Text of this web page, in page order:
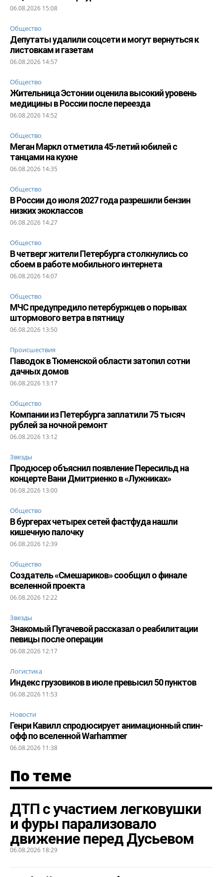
06.08.2026 15:08
Общество
Депутаты удалили соцсети и могут вернуться к
листовкам и газетам
06.08.2026 14:57
Общество
Жительница Эстонии оценила высокий уровень
медицины в России после переезда
06.08.2026 14:52
Общество
Меган Маркл отметила 45-летий юбилей с
танцами на кухне
06.08.2026 14:35
Общество
В России до июля 2027 года разрешили бензин
низких экоклассов
06.08.2026 14:27
Общество
В четверг жители Петербурга столкнулись со
сбоем в работе мобильного интернета
06.08.2026 14:07
Общество
МЧС предупредило петербуржцев о порывах
штормового ветра в пятницу
06.08.2026 13:50
Происшествия
Паводок в Тюменской области затопил сотни
дачных домов
06.08.2026 13:17
Общество
Компании из Петербурга заплатили 75 тысяч
рублей за ночной ремонт
06.08.2026 13:12
Звезды
Продюсер объяснил появление Пересильд на
концерте Вани Дмитриенко в «Лужниках»
06.08.2026 13:00
Общество
В бургерах четырех сетей фастфуда нашли
кишечную палочку
06.08.2026 12:39
Общество
Создатель «Смешариков» сообщил о финале
вселенной проекта
06.08.2026 12:22
Звезды
Знакомый Пугачевой рассказал о реабилитации
певицы после операции
06.08.2026 12:17
Логистика
Индекс грузовиков в июле превысил 50 пунктов
06.08.2026 11:53
Новости
Генри Кавилл спродюсирует анимационный спин-
офф по вселенной Warhammer
06.08.2026 11:38
По теме
ДТП с участием легковушки
и фуры парализовало
движение перед Дусьевом
06.08.2026 18:29